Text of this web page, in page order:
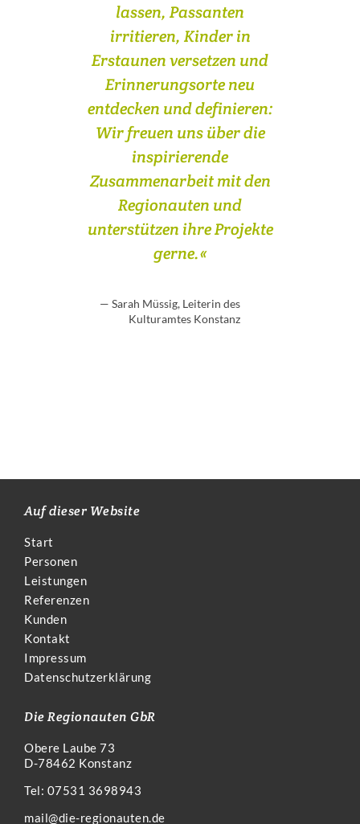
lassen, Passanten
irritieren, Kinder in
Erstaunen versetzen und
Erinnerungsorte neu
entdecken und definieren:
Wir freuen uns über die
inspirierende
Zusammenarbeit mit den
Regionauten und
unterstützen ihre Projekte
gerne.«
— Sarah Müssig, Leiterin des
Kulturamtes Konstanz
Auf dieser Website
Start
Personen
Leistungen
Referenzen
Kunden
Kontakt
Impressum
Datenschutzerklärung
Die Regionauten GbR
Obere Laube 73
D-78462 Konstanz
Tel: 07531 3698943
mail@die-regionauten.de